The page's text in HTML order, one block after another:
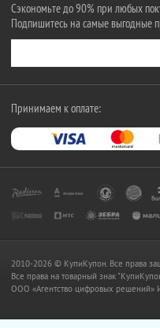
Сэкономьте до 90% при любых
Подпишитесь на самые выгодные
Принимаем к оплате:
2010-2026 © КупиКупон. Все права
Все права на товарный знак
OOO «Агентство цифровых